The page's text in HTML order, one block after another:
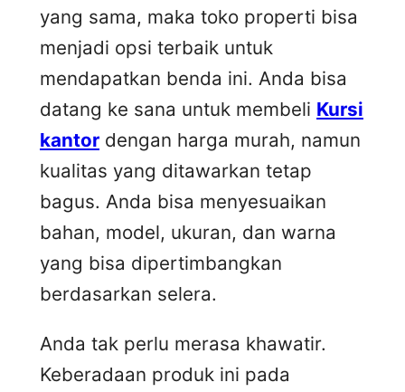
yang sama, maka toko properti bisa
menjadi opsi terbaik untuk
mendapatkan benda ini. Anda bisa
datang ke sana untuk membeli Kursi
kantor dengan harga murah, namun
kualitas yang ditawarkan tetap
bagus. Anda bisa menyesuaikan
bahan, model, ukuran, dan warna
yang bisa dipertimbangkan
berdasarkan selera.
Anda tak perlu merasa khawatir.
Keberadaan produk ini pada